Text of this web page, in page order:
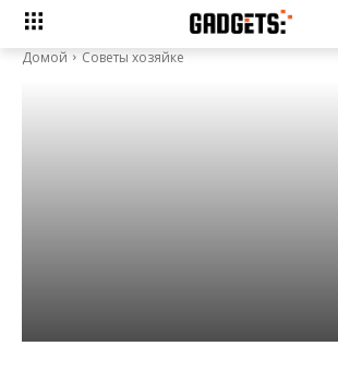
Домой Советы хозяйке